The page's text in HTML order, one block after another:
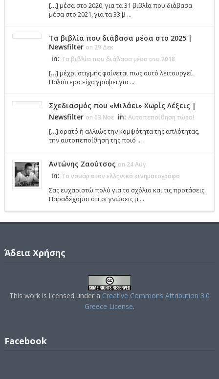
[…] μέσα στο 2020, για τα 31 βιβλία που διάβασα
μέσα στο 2021, για τα 33 β ...
Τα βιβλία που διάβασα μέσα στο 2025 |
Newsfilter on 29 Δεκ
in: Τα βιβλία που διάβασα μέσα στο 2018
[…] μέχρι στιγμής φαίνεται πως αυτό λειτουργεί.
Παλιότερα είχα γράψει για ...
Σχεδιασμός που «Μιλάει» Χωρίς Λέξεις |
Newsfilter on 03 Νοέ in: Αυτοπεποίθηση τώρα!
[…] ορατό ή αλλιώς την κομψότητα της απλότητας,
την αυτοπεποίθηση της ποιό ...
Αντώνης Ζαούτσος on 24 Αυγ
in: Το νουάρ στον ελληνικό κινηματογράφο
Σας ευχαριστώ πολύ για το σχόλιο και τις προτάσεις.
Παραδέχομαι ότι οι γνώσεις μ ...
Άδεια Χρήσης
This work is licensed under a Creative Commons Attribution 3.0
Greece License.
Facebook